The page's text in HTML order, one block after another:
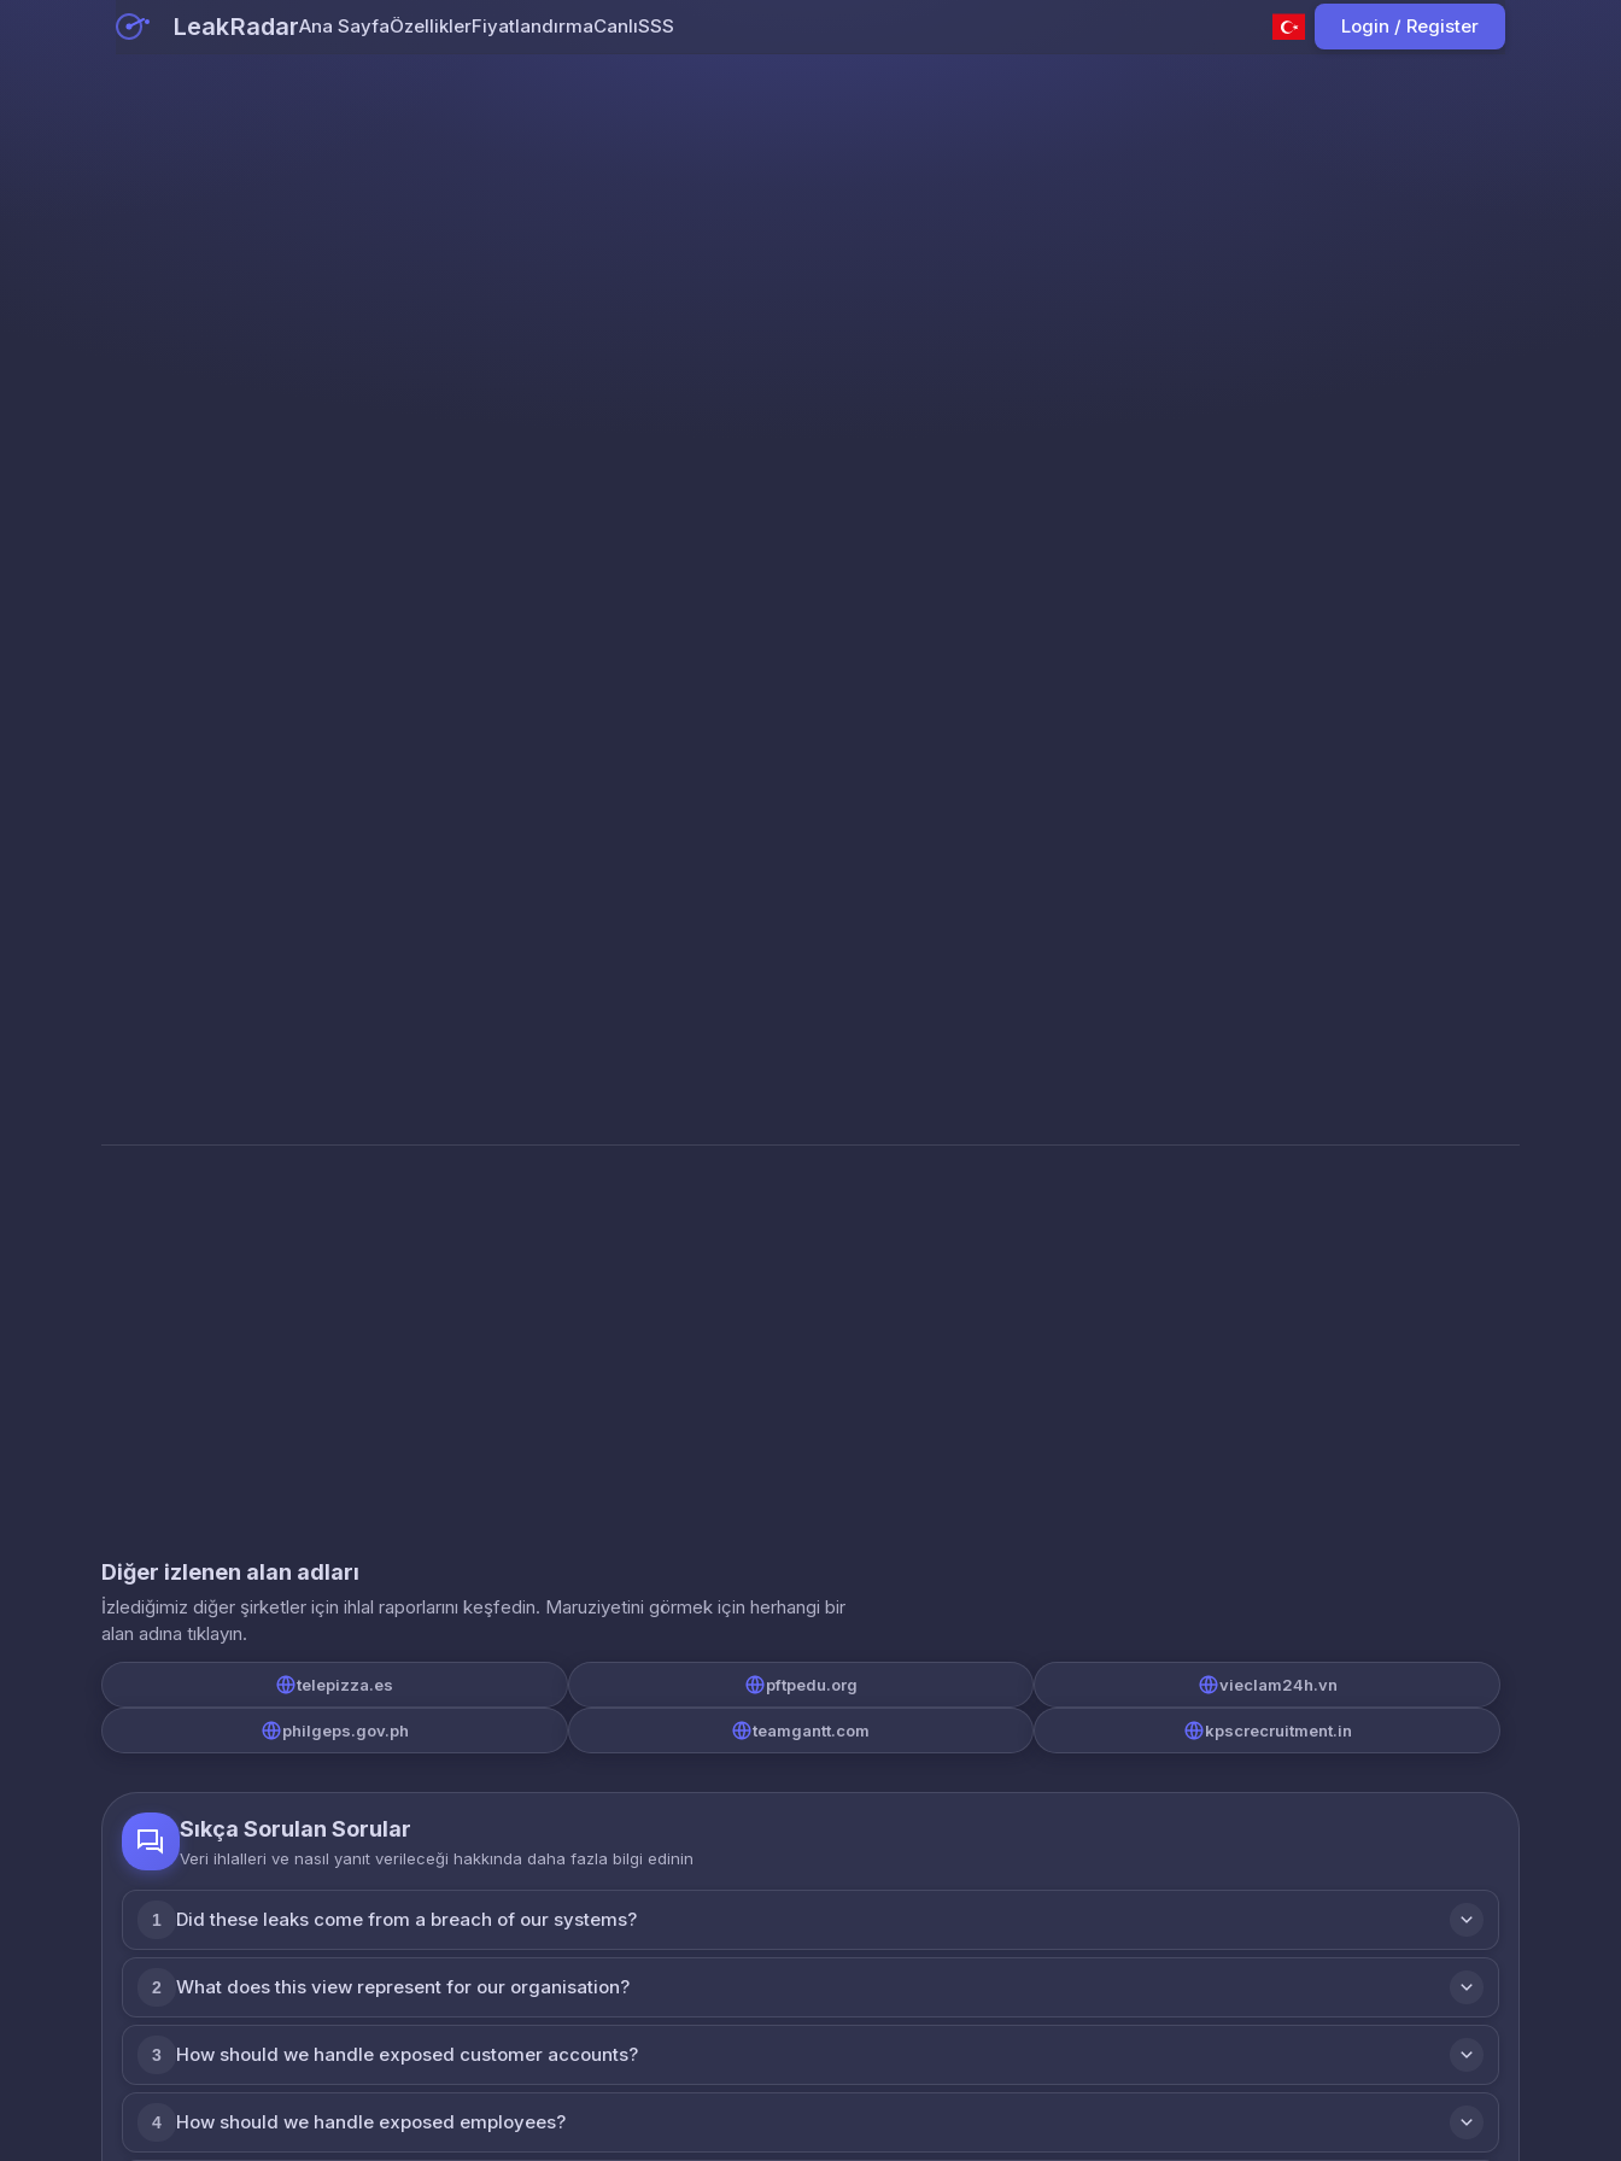
LeakRadarAna SayfaÖzelliklerFiyatlandırmaCanlıSSS Login / Register
Diğer izlenen alan adları
İzlediğimiz diğer şirketler için ihlal raporlarını keşfedin. Maruziyetini görmek için herhangi bir
alan adına tıklayın.
telepizza.es pftpedu.org vieclam24h.vn
philgeps.gov.ph teamgantt.com kpscrecruitment.in
Sıkça Sorulan Sorular
Veri ihlalleri ve nasıl yanıt verileceği hakkında daha fazla bilgi edinin
1 Did these leaks come from a breach of our systems?
2 What does this view represent for our organisation?
3 How should we handle exposed customer accounts?
4 How should we handle exposed employees?